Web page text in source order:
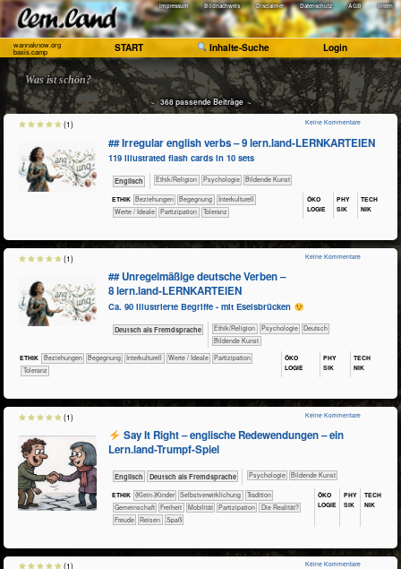
Impressum Bildnachweis Disclaimer Datenschutz AGB Intern
wannaknow.org
basis.camp START Inhalte-Suche Login
Was ist schön?
~ 368 passende Beiträge ~
## Irregular english verbs – 9 lern.land‑LERNKARTEIEN
119 illustrated flash cards in 10 sets
​​​Englisch ​​​​​​​​​​Ethik/​Religion ​​​​​​​​​​Psychologie Bildende Kunst
ETHIK ​​​​​​​​​​​​​Beziehungen ​​​​​​​​​​​​Begegnung
​​​​​​​​Interkulturell
​​​​​​​​Werte / Ideale
​​​Partizipation ​​​Toleranz
ÖKO​
LOGIE
PHY​
SIK
TECH​
NIK
Keine Kommentare
(1)
## Unregelmäßige deutsche Verben –
8 lern.land‑LERNKARTEIEN
Ca. 90 illustrierte Begriffe - mit Eselsbrücken
​​​Deutsch als Fremdsprache ​​​​​​​​​​Ethik/​Religion ​​​​​​​​​​Psychologie
​​​​Deutsch
Bildende Kunst
ETHIK ​​​​​​​​​​​​​Beziehungen ​​​​​​​​​​​​Begegnung ​​​​​​​​Interkulturell ​​​​​​​​Werte / Ideale
​​​Partizipation
​​​Toleranz
ÖKO​
LOGIE
PHY​
SIK
TECH​
NIK
Keine Kommentare
(1)
Say It Right – englische Redewendungen – ein
Lern.land-Trumpf-Spiel
​​​Englisch ​​​Deutsch als Fremdsprache ​​​​​​​​​​Psychologie Bildende Kunst
ETHIK (Klein-)Kinder ​​​​​​​​​​​​​​​​​​​​​​​​​​​​​​​​​​​​​​​​Selbst­verwirklichung
​​​​​​​​​​​Tradition
​​​​​​​​​​Gemeinschaft
​​​Freiheit ​​​Mobilität ​​​Partizipation
​Die Realität?
Freude
Reisen Spaß
ÖKO​
LOGIE
PHY​
SIK
TECH​
NIK
Keine Kommentare
(1)
Keine Kommentare
(1)